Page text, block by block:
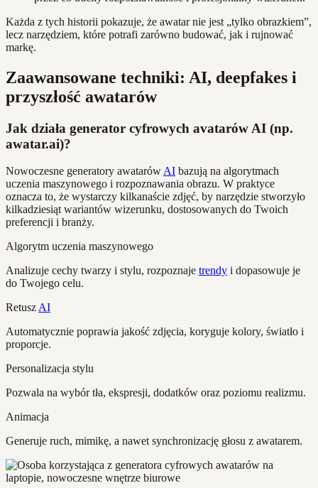
Każda z tych historii pokazuje, że awatar nie jest „tylko obrazkiem”,
lecz narzędziem, które potrafi zarówno budować, jak i rujnować
markę.
Zaawansowane techniki: AI, deepfakes i
przyszłość awatarów
Jak działa generator cyfrowych avatarów AI (np.
awatar.ai)?
Nowoczesne generatory awatarówAI bazują na algorytmach
uczenia maszynowego i rozpoznawania obrazu. W praktyce
oznacza to, że wystarczy kilkanaście zdjęć, by narzędzie stworzyło
kilkadziesiąt wariantów wizerunku, dostosowanych do Twoich
preferencji i branży.
Algorytm uczenia maszynowego
Analizuje cechy twarzy i stylu, rozpoznaje trendy i dopasowuje je
do Twojego celu.
RetuszAI
Automatycznie poprawia jakość zdjęcia, koryguje kolory, światło i
proporcje.
Personalizacja stylu
Pozwala na wybór tła, ekspresji, dodatków oraz poziomu realizmu.
Animacja
Generuje ruch, mimikę, a nawet synchronizację głosu z awatarem.